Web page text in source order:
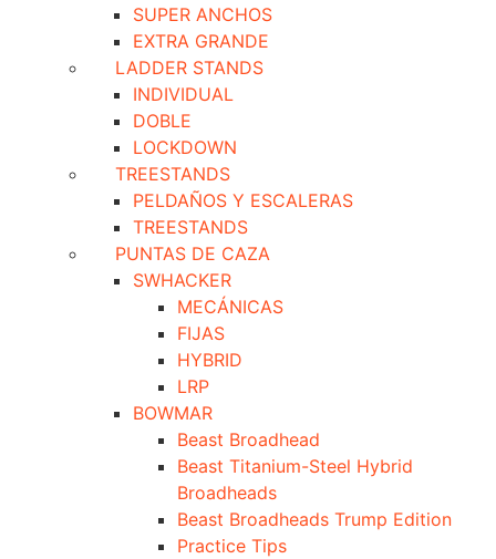
SUPER ANCHOS
EXTRA GRANDE
LADDER STANDS
INDIVIDUAL
DOBLE
LOCKDOWN
TREESTANDS
PELDAÑOS Y ESCALERAS
TREESTANDS
PUNTAS DE CAZA
SWHACKER
MECÁNICAS
FIJAS
HYBRID
LRP
BOWMAR
Beast Broadhead
Beast Titanium-Steel Hybrid
Broadheads
Beast Broadheads Trump Edition
Practice Tips